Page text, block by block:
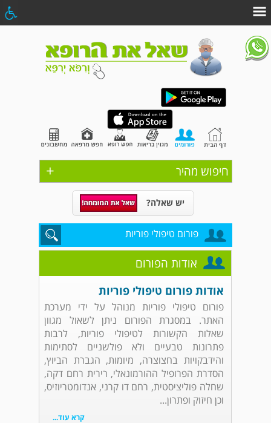
+ חיפוש מהיר
יש שאלה?
פורום טיפולי פוריות
אודות הפורום
אודות פורום טיפולי פוריות
פורום טיפולי פוריות מנוהל על ידי מערכת
האתר. במסגרת הפורום ניתן לשאול מגוון
שאלות הקשורות לטיפולי פוריות, לרבות
פתרונות טבעיים ולא פולשניים לסתימות
והידבקויות בחצוצרה, מיומות, הגברת הביוץ,
הסדרת הפרופיל ההורמונאלי, רירית רחם דקה,
שחלה פוליציסטית, רחם דו קרני, אנדומטריוזיס,
וכן חיזוק ופתרון...
קרא עוד...